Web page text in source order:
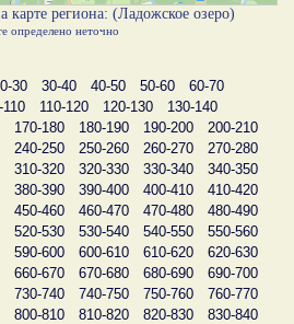
региона: (Ладожское озеро)
определено неточно
30 30-40 40-50 50-60
60-70
110 110-120 120-130
130-140
170-180 180-190 190-200
200-210
240-250 250-260 260-270
270-280
310-320 320-330 330-340
340-350
380-390 390-400 400-410
410-420
450-460 460-470 470-480
480-490
520-530 530-540 540-550
550-560
590-600 600-610 610-620
620-630
660-670 670-680 680-690
690-700
730-740 740-750 750-760
760-770
800-810 810-820 820-830
830-840